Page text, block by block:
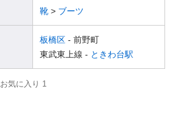
靴 > ブーツ
板橋区 - 前野町
東武東上線 - ときわ台駅
お気に入り 1